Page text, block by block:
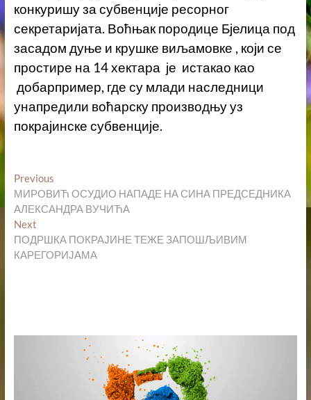
конкуришу за субвенције ресорног
секретаријата. Воћњак породице Бјелица под
засадом дуње и крушке виљамовке , који се
простире на 14 хектара је истакао као
добарпример, где су млади наследници
унапредили воћарску производњу уз
покрајинске субвенције.
Кретање
чланка
PreviousPrevious
post:
МИРОВИЋ ОСУДИО НАПАДЕ НА СИНА ПРЕДСЕДНИКА
АЛЕКСАНДРА ВУЧИЋА
NextNext
post:
ПОДРШКА ПОКРАЈИНЕ ТЕЖЕ ЗАПОШЉИВИМ
КАРЕГОРИЈАМА